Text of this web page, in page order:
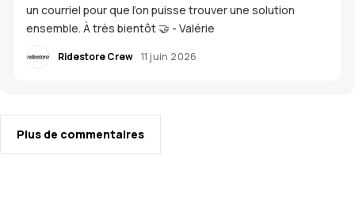
un courriel pour que l’on puisse trouver une solution
ensemble. À très bientôt 🤝 - Valérie
Ridestore Crew 11 juin 2026
Plus de commentaires